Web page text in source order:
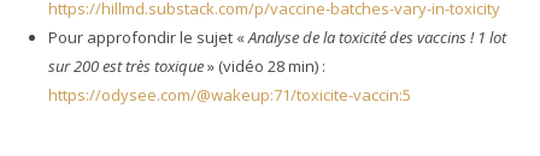
https://hillmd.substack.com/p/vaccine-batches-vary-in-toxicity
Pour approfondir le sujet «Analyse de la toxicité des vaccins ! 1 lot
sur 200 est très toxique» (vidéo 28 min) :
https://odysee.com/@wakeup:71/toxicite-vaccin:5